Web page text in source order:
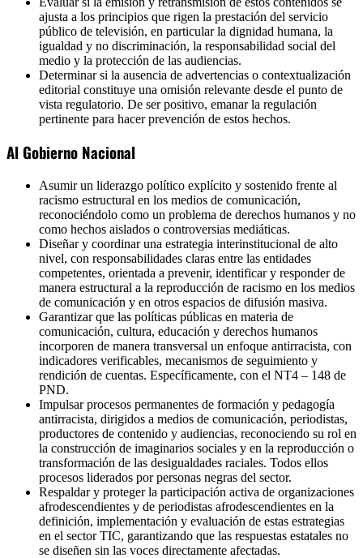
ajusta a los principios que rigen la prestación del servicio
público de televisión, en particular la dignidad humana, la
igualdad y no discriminación, la responsabilidad social del
medio y la protección de las audiencias.
Determinar si la ausencia de advertencias o contextualización
editorial constituye una omisión relevante desde el punto de
vista regulatorio. De ser positivo, emanar la regulación
pertinente para hacer prevención de estos hechos.
Al Gobierno Nacional
Asumir un liderazgo político explícito y sostenido frente al
racismo estructural en los medios de comunicación,
reconociéndolo como un problema de derechos humanos y no
como hechos aislados o controversias mediáticas.
Diseñar y coordinar una estrategia interinstitucional de alto
nivel, con responsabilidades claras entre las entidades
competentes, orientada a prevenir, identificar y responder de
manera estructural a la reproducción de racismo en los medios
de comunicación y en otros espacios de difusión masiva.
Garantizar que las políticas públicas en materia de
comunicación, cultura, educación y derechos humanos
incorporen de manera transversal un enfoque antirracista, con
indicadores verificables, mecanismos de seguimiento y
rendición de cuentas. Específicamente, con el NT4 – 148 de
PND.
Impulsar procesos permanentes de formación y pedagogía
antirracista, dirigidos a medios de comunicación, periodistas,
productores de contenido y audiencias, reconociendo su rol en
la construcción de imaginarios sociales y en la reproducción o
transformación de las desigualdades raciales. Todos ellos
procesos liderados por personas negras del sector.
Respaldar y proteger la participación activa de organizaciones
afrodescendientes y de periodistas afrodescendientes en la
definición, implementación y evaluación de estas estrategias
en el sector TIC, garantizando que las respuestas estatales no
se diseñen sin las voces directamente afectadas.